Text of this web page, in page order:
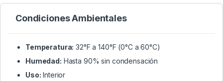
Condiciones Ambientales
Temperatura: 32°F a 140°F (0°C a 60°C)
Humedad: Hasta 90% sin condensación
Uso: Interior